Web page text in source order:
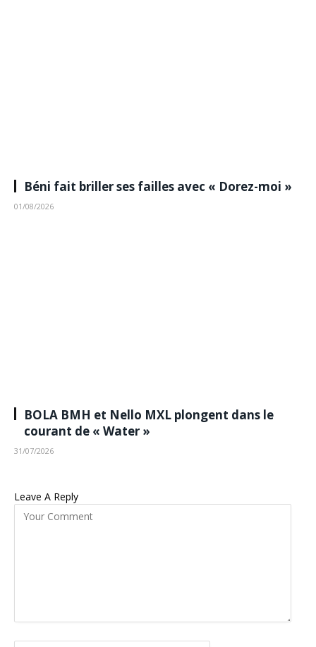
Béni fait briller ses failles avec « Dorez-moi »
01/08/2026
BOLA BMH et Nello MXL plongent dans le
courant de « Water »
31/07/2026
Leave A Reply